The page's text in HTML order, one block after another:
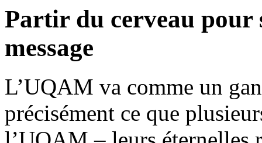
Partir du cerveau pour
message
L’UQAM va comme un
précisément ce que